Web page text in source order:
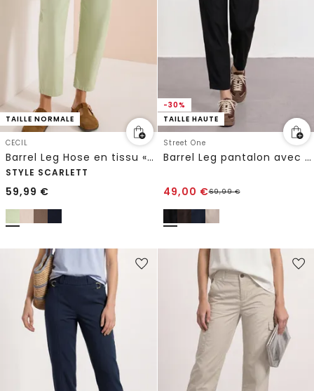
TAILLE NORMALE
CECIL
Barrel Leg Hose en tissu « Papertouch »
STYLE SCARLETT
59,99 €
-30%
TAILLE HAUTE
Street One
Barrel Leg pantalon avec détail de boucle
49,00 €69,99€